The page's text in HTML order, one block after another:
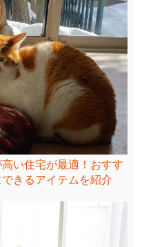
い住宅が最適！おすす
きるアイテムを紹介